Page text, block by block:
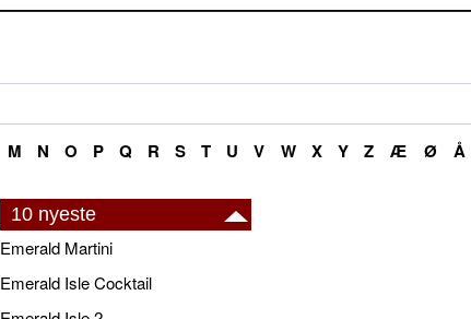
M N O P Q R S T U V W X Y Z Æ Ø Å
10 nyeste
Emerald Martini
Emerald Isle Cocktail